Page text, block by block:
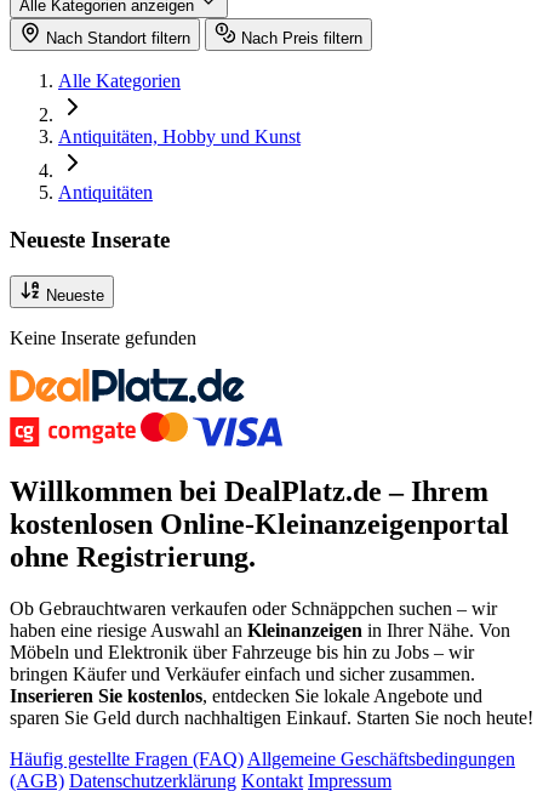
Alle Kategorien anzeigen
Nach Standort filtern
Nach Preis filtern
Alle Kategorien
Antiquitäten, Hobby und Kunst
Antiquitäten
Neueste Inserate
Neueste
Keine Inserate gefunden
Willkommen bei DealPlatz.de – Ihrem
kostenlosen Online-Kleinanzeigenportal
ohne Registrierung.
Ob Gebrauchtwaren verkaufen oder Schnäppchen suchen – wir
haben eine riesige Auswahl an Kleinanzeigen in Ihrer Nähe. Von
Möbeln und Elektronik über Fahrzeuge bis hin zu Jobs – wir
bringen Käufer und Verkäufer einfach und sicher zusammen.
Inserieren Sie kostenlos, entdecken Sie lokale Angebote und
sparen Sie Geld durch nachhaltigen Einkauf. Starten Sie noch heute!
Häufig gestellte Fragen (FAQ) Allgemeine Geschäftsbedingungen
(AGB) Datenschutzerklärung Kontakt Impressum